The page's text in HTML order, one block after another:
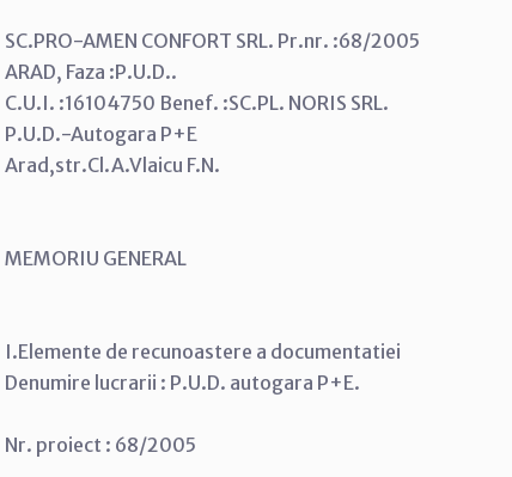
SC.PRO-AMEN CONFORT SRL. Pr.nr. :68/2005
ARAD, Faza :P.U.D..
C.U.I. :16104750 Benef. :SC.PL. NORIS SRL.
P.U.D.-Autogara P+E
Arad,str.Cl.A.Vlaicu F.N.
MEMORIU GENERAL
I.Elemente de recunoastere a documentatiei
Denumire lucrarii : P.U.D. autogara P+E.
Nr. proiect : 68/2005